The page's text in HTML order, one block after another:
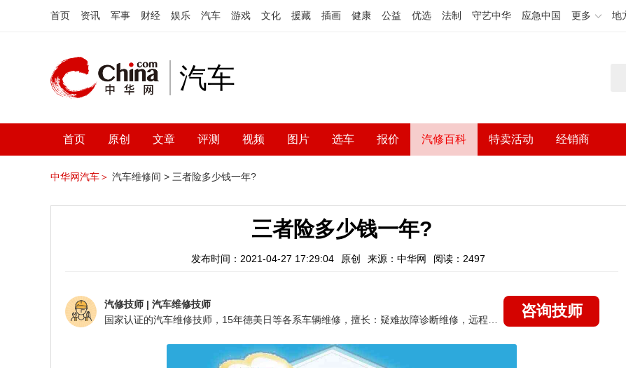
首页 资讯 军事 财经 娱乐 汽车 游戏 文化 援藏 插画 健康 公益 优选 法制 守艺中华 应急中国 更多 地
汽车
首页 原创 文章 评测 视频 图片 选车 报价 汽修百科 特卖活动 经销商
中华网汽车＞ 汽车维修间 > 三者险多少钱一年?
三者险多少钱一年?
发布时间：2021-04-27 17:29:04 原创 来源：中华网 阅读：2497
汽修技师 | 汽车维修技师
咨询技师